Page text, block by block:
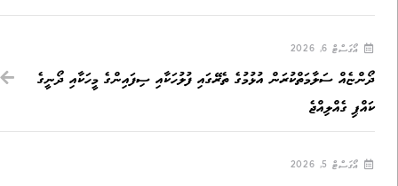
އޯގަސްޓް 6, 2026
ދޯންޏެއް ސަލާމަތްކުރަން އުޅުމުގެ ތެރޭގައި ފުލުހަކާއި ސިފައިންގެ މީހަކާއި ދޯނީގެ
ކައްޕި ގެއްލިއްޖެ
އޯގަސްޓް 5, 2026